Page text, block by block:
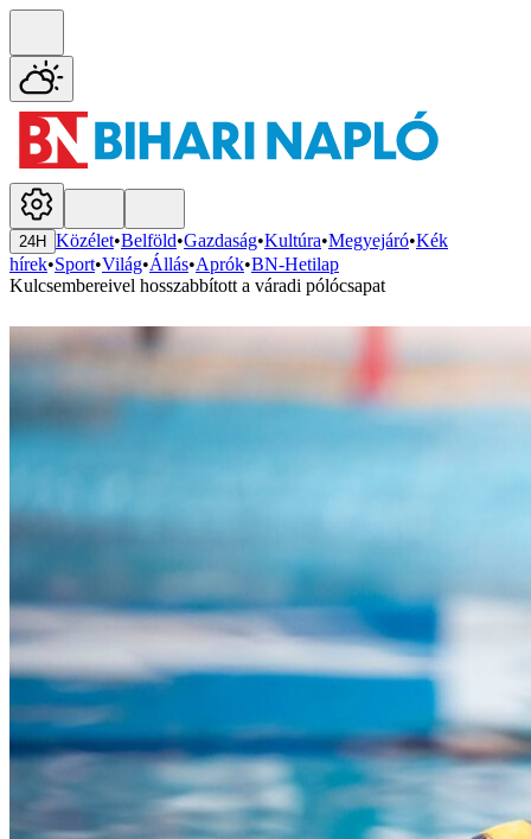
24H Közélet•Belföld•Gazdaság•Kultúra•Megyejáró•Kék
hírek•Sport•Világ•Állás•Aprók•BN-Hetilap
Kulcsembereivel hosszabbított a váradi pólócsapat